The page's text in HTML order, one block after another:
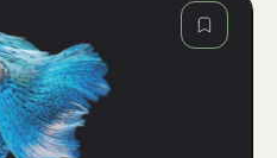
Obrázek